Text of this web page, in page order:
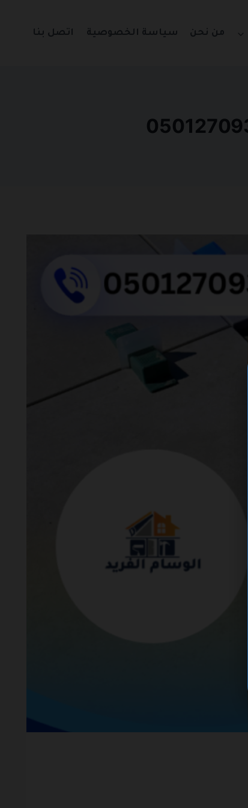
من نحن سياسة الخصوصية اتصل بنا